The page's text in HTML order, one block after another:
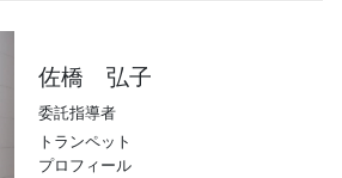
佐橋 弘子
委託指導者
トランペット
プロフィール